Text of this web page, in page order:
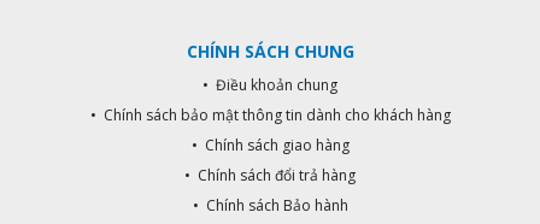
CHÍNH SÁCH CHUNG
• Điều khoản chung
• Chính sách bảo mật thông tin dành cho khách hàng
• Chính sách giao hàng
• Chính sách đổi trả hàng
• Chính sách Bảo hành